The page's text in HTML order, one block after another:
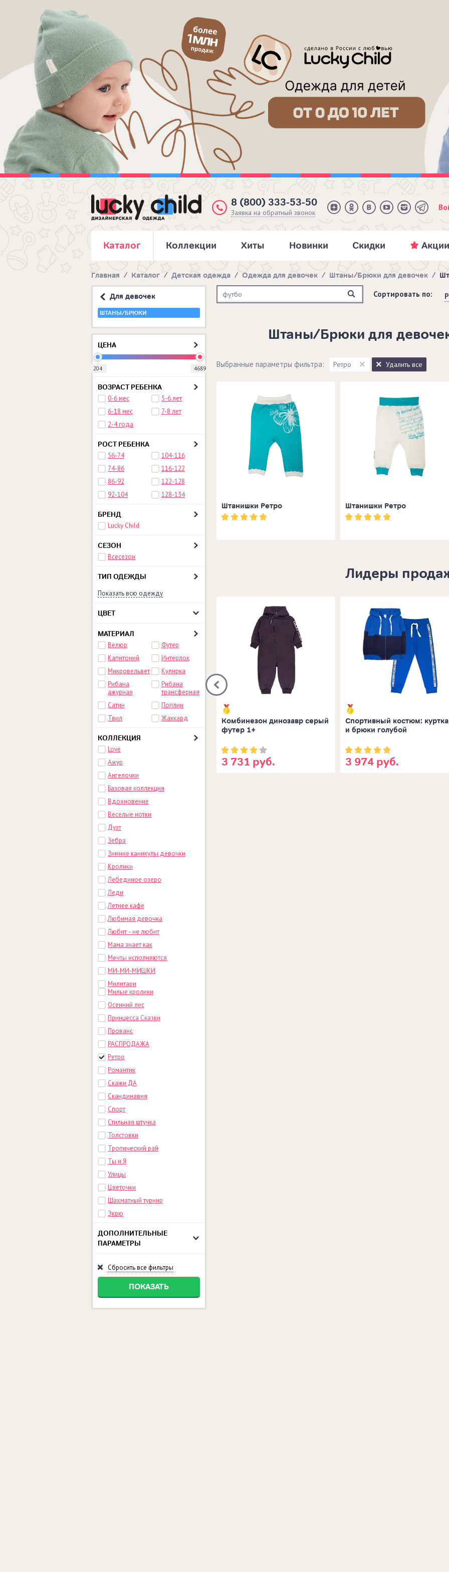
8 (800) 333-53-50
Заявка на обратный звонок
Каталог Коллекции Хиты Новинки Скидки Акции
Главная / Каталог / Детская одежда / Одежда для девочек / Штаны/Брюки для девочек /
Для девочек
ШТАНЫ/БРЮКИ
ЦЕНА
204 4689
ВОЗРАСТ РЕБЕНКА
0-6 мес
6-18 мес
2-4 года
5-6 лет
7-8 лет
РОСТ РЕБЕНКА
56-74
74-86
86-92
92-104
104-116
116-122
122-128
128-134
БРЕНД
Lucky Child
СЕЗОН
Всесезон
ТИП ОДЕЖДЫ
Показать всю одежду
ЦВЕТ
МАТЕРИАЛ
Велюр
Капитоний
Микровельвет
Рибана
ажурная
Сатин
Твил
Футер
Интерлок
Кулирка
Рибана
трансферная
Поплин
Жаккард
КОЛЛЕКЦИЯ
Love
Ажур
Ангелочки
Базовая коллекция
Вдохновение
Веселые нотки
Дуэт
Зебра
Зимние каникулы девочки
Кролики
Лебединое озеро
Леди
Летнее кафе
Любимая девочка
Любит - не любит
Мама знает как
Мечты исполняются
МИ-МИ-МИШКИ
Милитари
Милые кролики
Осенний лес
Принцесса Сказки
Прованс
РАСПРОДАЖА
Ретро
Романтик
Скажи ДА
Скандинавия
Спорт
Стильная штучка
Толстовки
Тропический рай
Ты и Я
Улицы
Цветочки
Шахматный турнир
Экрю
ДОПОЛНИТЕЛЬНЫЕ
ПАРАМЕТРЫ
Сбросить все фильтры
ПОКАЗАТЬ
Сортировать по:
Штаны/Брюки для
Выбранные параметры фильтра: Ретро Удалить все
Штанишки Ретро Штанишки Ретро
Лидеры
Комплект комбинезонов
1 623 руб.
Комбинезон динозавр серый
футер 1+
3 731 руб.
Спортивный костюм: куртка
и брюки голубой
3 974 руб.